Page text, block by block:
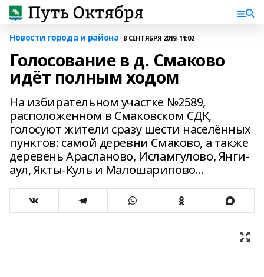
Новости города и района 8 СЕНТЯБРЯ 2019, 11:02
Голосование в д. Смаково
идёт полным ходом
На избирательном участке №2589,
расположенном в Смаковском СДК,
голосуют жители сразу шести населённых
пунктов: самой деревни Смаково, а также
деревень Арасланово, Исламгулово, Янги-
аул, Якты-Куль и Малошарипово...